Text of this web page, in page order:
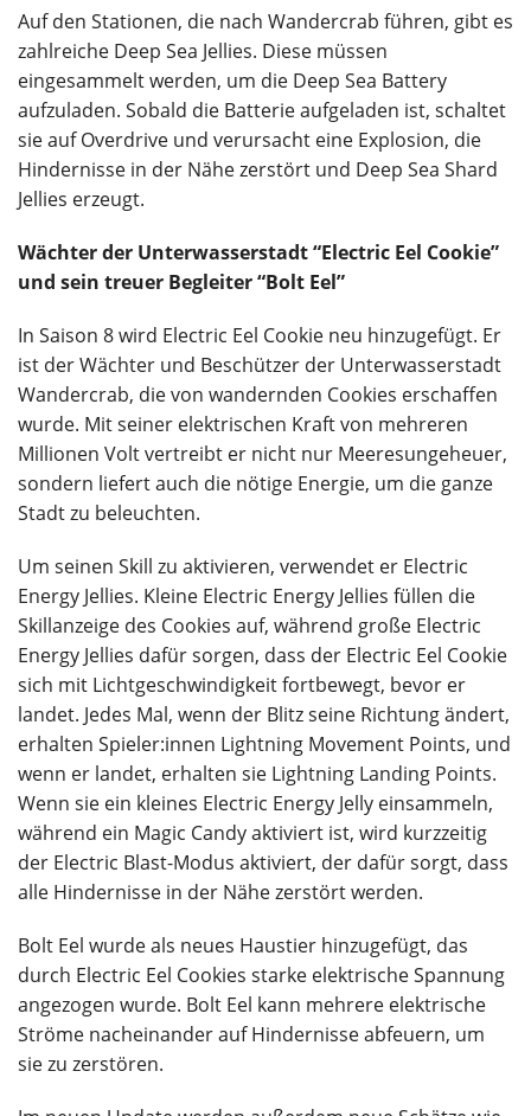
Auf den Stationen, die nach Wandercrab führen, gibt es
zahlreiche Deep Sea Jellies. Diese müssen
eingesammelt werden, um die Deep Sea Battery
aufzuladen. Sobald die Batterie aufgeladen ist, schaltet
sie auf Overdrive und verursacht eine Explosion, die
Hindernisse in der Nähe zerstört und Deep Sea Shard
Jellies erzeugt.
Wächter der Unterwasserstadt “Electric Eel Cookie”
und sein treuer Begleiter “Bolt Eel”
In Saison 8 wird Electric Eel Cookie neu hinzugefügt. Er
ist der Wächter und Beschützer der Unterwasserstadt
Wandercrab, die von wandernden Cookies erschaffen
wurde. Mit seiner elektrischen Kraft von mehreren
Millionen Volt vertreibt er nicht nur Meeresungeheuer,
sondern liefert auch die nötige Energie, um die ganze
Stadt zu beleuchten.
Um seinen Skill zu aktivieren, verwendet er Electric
Energy Jellies. Kleine Electric Energy Jellies füllen die
Skillanzeige des Cookies auf, während große Electric
Energy Jellies dafür sorgen, dass der Electric Eel Cookie
sich mit Lichtgeschwindigkeit fortbewegt, bevor er
landet. Jedes Mal, wenn der Blitz seine Richtung ändert,
erhalten Spieler:innen Lightning Movement Points, und
wenn er landet, erhalten sie Lightning Landing Points.
Wenn sie ein kleines Electric Energy Jelly einsammeln,
während ein Magic Candy aktiviert ist, wird kurzzeitig
der Electric Blast-Modus aktiviert, der dafür sorgt, dass
alle Hindernisse in der Nähe zerstört werden.
Bolt Eel wurde als neues Haustier hinzugefügt, das
durch Electric Eel Cookies starke elektrische Spannung
angezogen wurde. Bolt Eel kann mehrere elektrische
Ströme nacheinander auf Hindernisse abfeuern, um
sie zu zerstören.